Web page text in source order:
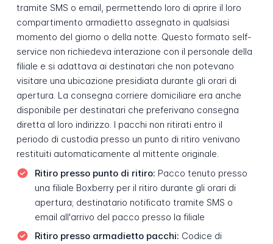
tramite SMS o email, permettendo loro di aprire il loro
compartimento armadietto assegnato in qualsiasi
momento del giorno o della notte. Questo formato self-
service non richiedeva interazione con il personale della
filiale e si adattava ai destinatari che non potevano
visitare una ubicazione presidiata durante gli orari di
apertura. La consegna corriere domiciliare era anche
disponibile per destinatari che preferivano consegna
diretta al loro indirizzo. I pacchi non ritirati entro il
periodo di custodia presso un punto di ritiro venivano
restituiti automaticamente al mittente originale.
Ritiro presso punto di ritiro: Pacco tenuto presso
una filiale Boxberry per il ritiro durante gli orari di
apertura; destinatario notificato tramite SMS o
email all'arrivo del pacco presso la filiale
Ritiro presso armadietto pacchi: Codice di